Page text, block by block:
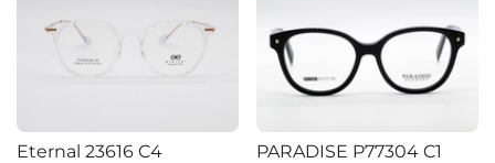
Eternal 23616 C4
PARADISE P77304 C1